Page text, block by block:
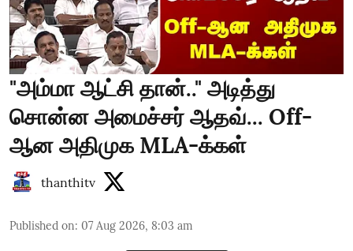
"அம்மா ஆட்சி தான்.." அடித்து
சொன்ன அமைச்சர் ஆதவ்... Off-
ஆன அதிமுக MLA-க்கள்
thanthitv
Published on: 07 Aug 2026, 8:03 am